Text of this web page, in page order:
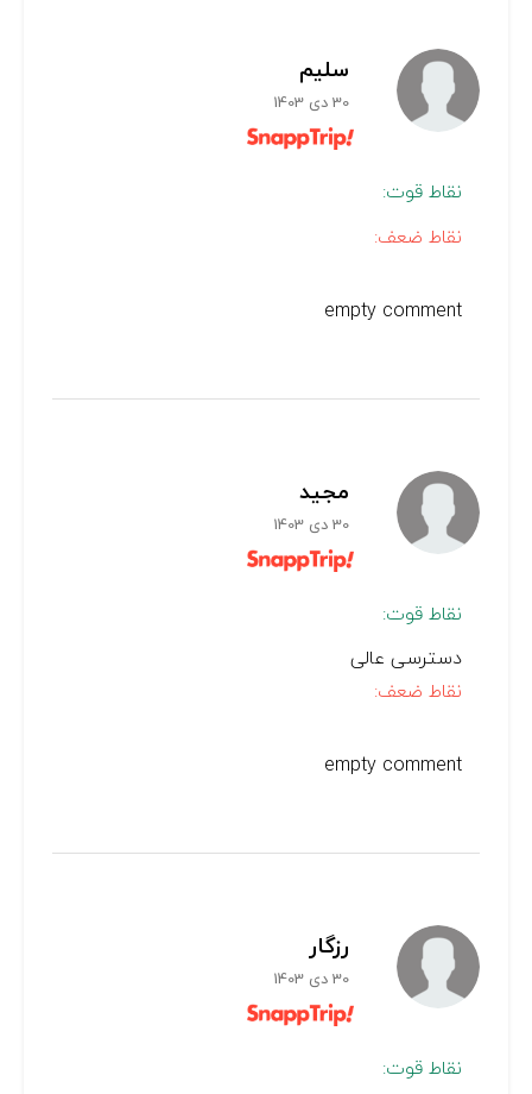
سلیم
30 دی 1403
نقاط قوت:
نقاط ضعف:
empty comment
مجید
30 دی 1403
نقاط قوت:
دسترسی عالی
نقاط ضعف:
empty comment
رزگار
30 دی 1403
نقاط قوت: